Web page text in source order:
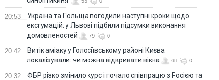
20:53
Україна та Польща погодили наступні кроки щодо
ексгумацій: у Львові підбили підсумки виконання
домовленостей
79 0
20:42
Витік аміаку у Голосіївському районі Києва
локалізували: чи можна відкривати вікна
68 0
20:32
ФБР різко змінило курс і почало співпрацю з Росією та